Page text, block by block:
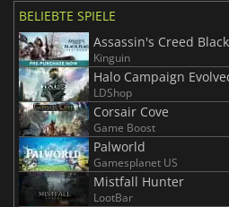
BELIEBTE SPIELE
Assassin's Creed
Kinguin
Halo Campaign
LDShop
Corsair Cove
Game Boost
Palworld
Gamesplanet US
Mistfall Hunter
LootBar